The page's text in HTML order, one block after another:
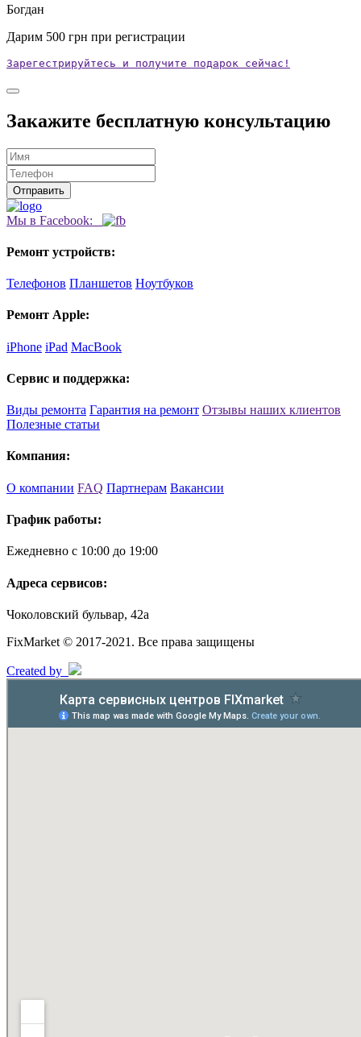
Богдан
Дарим 500 грн при регистрации
Зарегестрируйтесь и получите подарок сейчас!
Закажите бесплатную консультацию
Мы в Facebook:
Ремонт устройств:
Телефонов Планшетов Ноутбуков
Ремонт Apple:
iPhone iPad MacBook
Сервис и поддержка:
Виды ремонта Гарантия на ремонт Отзывы наших клиентов
Полезные статьи
Компания:
О компании FAQ Партнерам Вакансии
График работы:
Ежедневно с 10:00 до 19:00
Адреса сервисов:
Чоколовский бульвар, 42а
FixMarket © 2017-2021. Все права защищены
Created by